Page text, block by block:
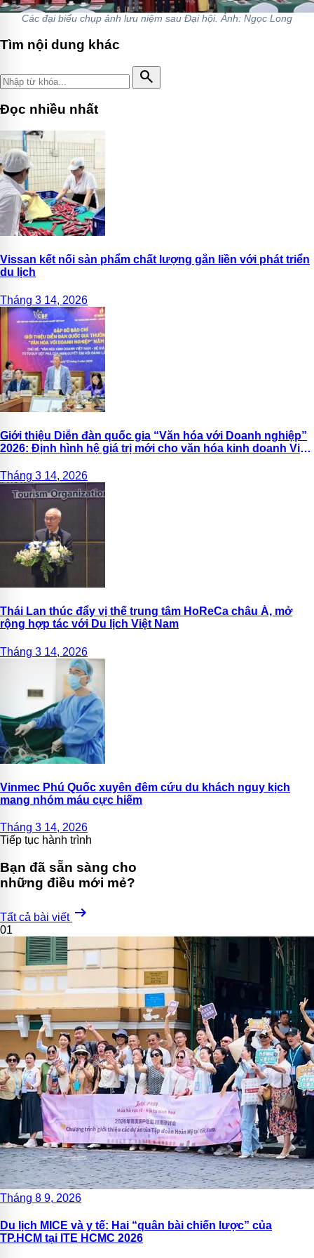
Các đại biểu chụp ảnh lưu niệm sau Đại hội. Ảnh: Ngọc Long
Tìm nội dung khác
search
Đọc nhiều nhất
Vissan kết nối sản phẩm chất lượng gắn liền với phát triển
du lịch
Tháng 3 14, 2026
Giới thiệu Diễn đàn quốc gia “Văn hóa với Doanh nghiệp”
2026: Định hình hệ giá trị mới cho văn hóa kinh doanh Việt
Tháng 3 14, 2026
Thái Lan thúc đẩy vị thế trung tâm HoReCa châu Á, mở
rộng hợp tác với Du lịch Việt Nam
Tháng 3 14, 2026
Vinmec Phú Quốc xuyên đêm cứu du khách nguy kịch
mang nhóm máu cực hiếm
Tháng 3 14, 2026
Tiếp tục hành trình
Bạn đã sẵn sàng cho
những điều mới mẻ?
Tất cả bài viết arrow_right_alt
01
Tháng 8 9, 2026
Du lịch MICE và y tế: Hai “quân bài chiến lược” của
TP.HCM tại ITE HCMC 2026